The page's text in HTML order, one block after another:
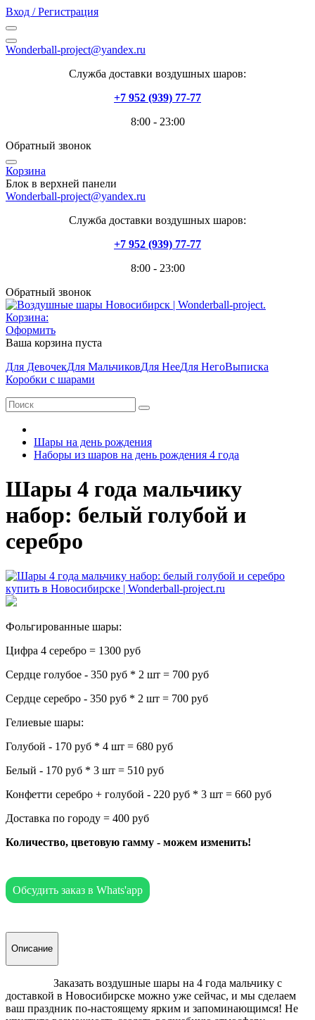
Вход / Регистрация
Wonderball-project@yandex.ru
Служба доставки воздушных шаров:
+7 952 (939) 77-77
8:00 - 23:00
Обратный звонок
Корзина
Блок в верхней панели
Wonderball-project@yandex.ru
Служба доставки воздушных шаров:
+7 952 (939) 77-77
8:00 - 23:00
Обратный звонок
Корзина:
Оформить
Ваша корзина пуста
Для ДевочекДля МальчиковДля НееДля НегоВыписка
Коробки с шарами
Шары на день рождения
Наборы из шаров на день рождения 4 года
Шары 4 года мальчику
набор: белый голубой и
серебро
Фольгированные шары:
Цифра 4 серебро = 1300 руб
Сердце голубое - 350 руб * 2 шт = 700 руб
Сердце серебро - 350 руб * 2 шт = 700 руб
Гелиевые шары:
Голубой - 170 руб * 4 шт = 680 руб
Белый - 170 руб * 3 шт = 510 руб
Конфетти серебро + голубой - 220 руб * 3 шт = 660 руб
Доставка по городу = 400 руб
Количество, цветовую гамму - можем изменить!
Обсудить заказ в Whats'app
Описание
Заказать воздушные шары на 4 года мальчику с
доставкой в Новосибирске можно уже сейчас, и мы сделаем
ваш праздник по-настоящему ярким и запоминающимся! Не